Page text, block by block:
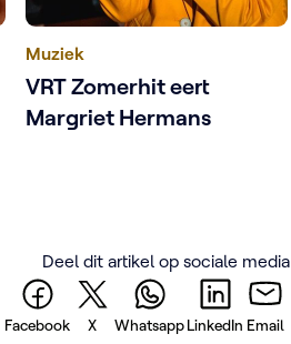
Muziek
VRT Zomerhit eert
Margriet Hermans
Deel dit artikel op sociale media
Facebook X WhatsappLinkedIn Email